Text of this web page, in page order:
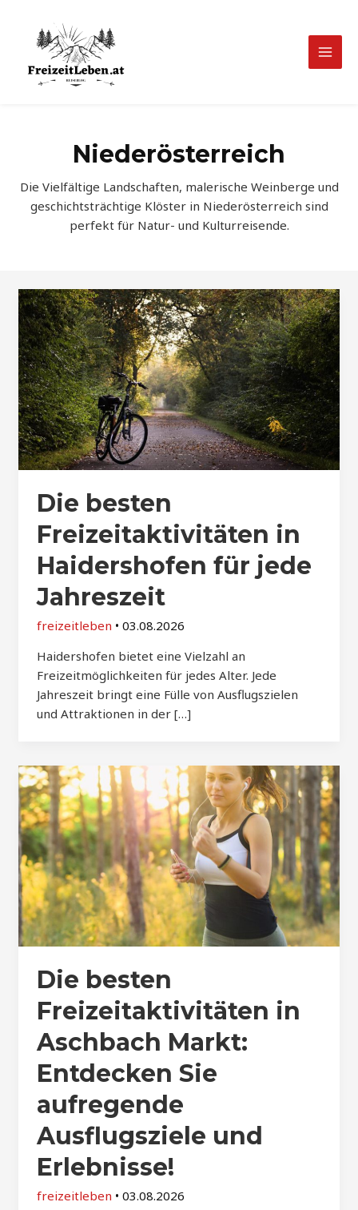
springen
Main
Niederösterreich
Die Vielfältige Landschaften, malerische Weinberge und
geschichtsträchtige Klöster in Niederösterreich sind
perfekt für Natur- und Kulturreisende.
Die besten
Freizeitaktivitäten in
Haidershofen für jede
Jahreszeit
freizeitleben • 03.08.2026
Haidershofen bietet eine Vielzahl an
Freizeitmöglichkeiten für jedes Alter. Jede
Jahreszeit bringt eine Fülle von Ausflugszielen
und Attraktionen in der […]
Die besten
Freizeitaktivitäten in
Aschbach Markt:
Entdecken Sie
aufregende
Ausflugsziele und
Erlebnisse!
freizeitleben • 03.08.2026